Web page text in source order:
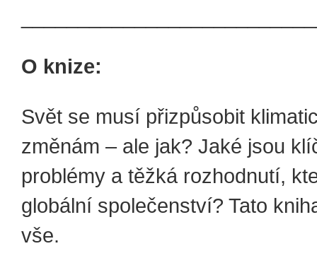
O knize:
Svět se musí přizpůsobit
změnám – ale jak? Jaké jsou
problémy a těžká rozhodnutí,
globální společenství? Tato
vše.